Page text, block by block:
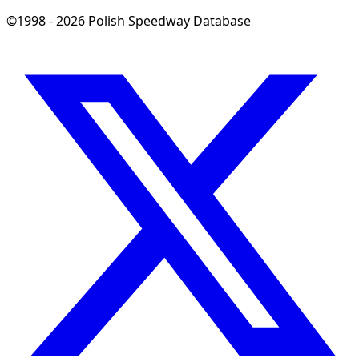
©1998 - 2026 Polish Speedway Database